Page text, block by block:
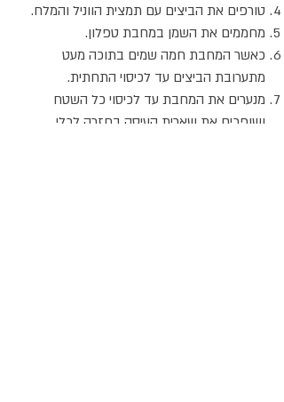
טורפים את הביצים עם תמצית הווניל והמלח.
מחממים את השמן במחבת טפלון.
כאשר המחבת חמה שמים בתוכה מעט
מתערובת הביצים עד לכיסוי התחתית.
מנערים את המחבת עד לכיסוי כל השטח
ושופכים את שארית העיסה בחזרה לכלי.